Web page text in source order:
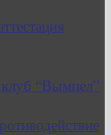
“Вымпел”